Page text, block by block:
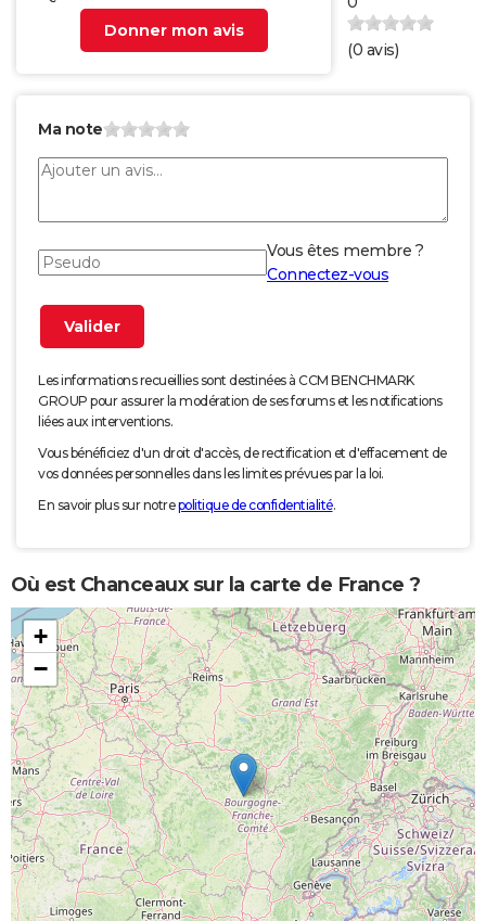
Donner mon avis
(0 avis)
Ma note
Vous êtes membre ?
Connectez-vous
Les informations recueillies sont destinées à CCM BENCHMARK
GROUP pour assurer la modération de ses forums et les notifications
liées aux interventions.
Vous bénéficiez d'un droit d'accès, de rectification et d'effacement de
vos données personnelles dans les limites prévues par la loi.
En savoir plus sur notrepolitique de confidentialité.
Où est Chanceaux sur la carte de France ?
+
−